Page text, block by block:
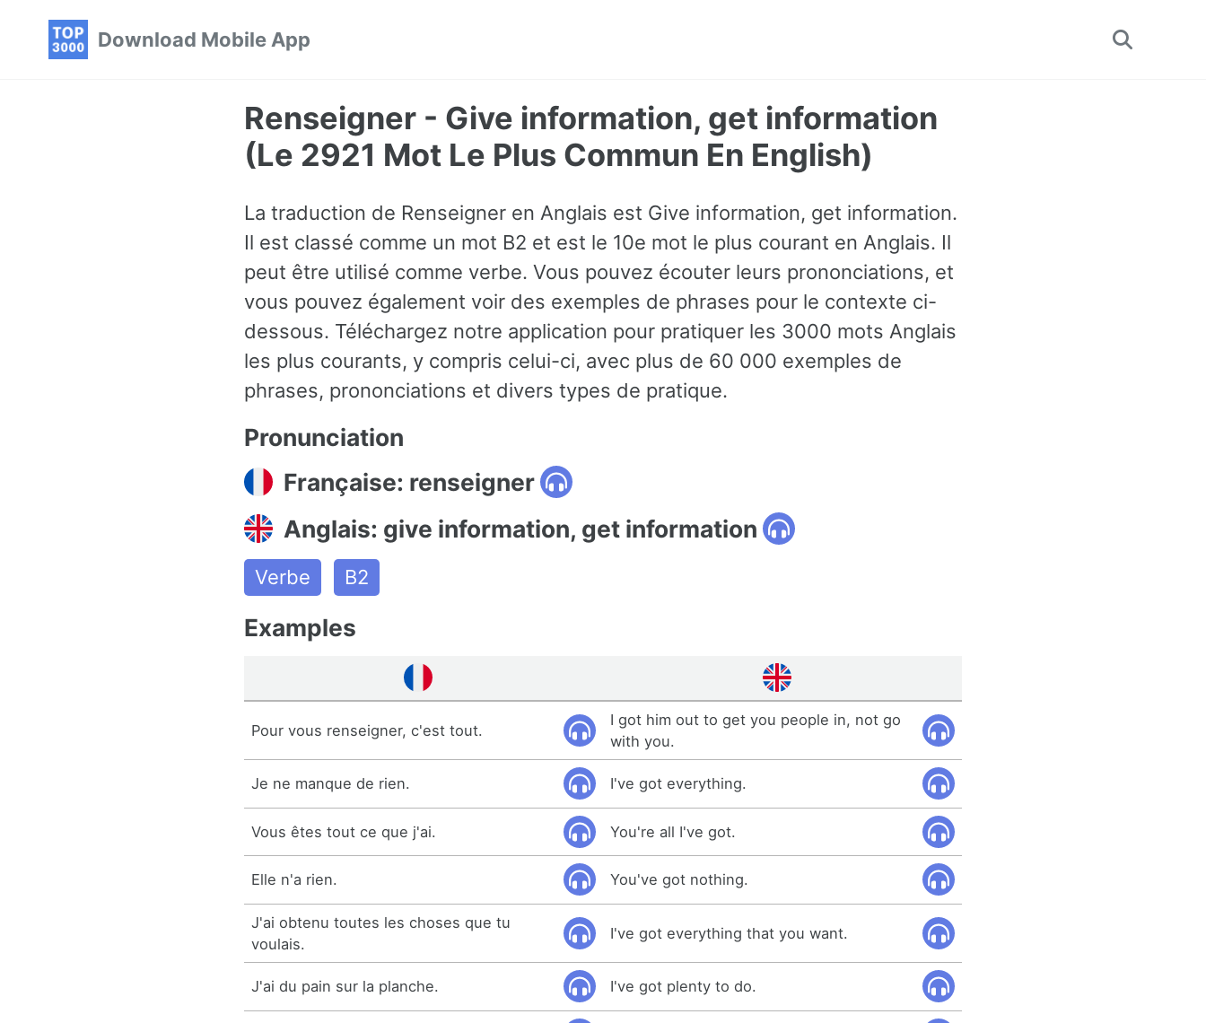
Download Mobile App
Toggle
Renseigner - Give information, get information
(Le 2921 Mot Le Plus Commun En English)
La traduction de Renseigner en Anglais est Give information, get information.
Il est classé comme un mot B2 et est le 10e mot le plus courant en Anglais. Il
peut être utilisé comme verbe. Vous pouvez écouter leurs prononciations, et
vous pouvez également voir des exemples de phrases pour le contexte ci-
dessous. Téléchargez notre application pour pratiquer les 3000 mots Anglais
les plus courants, y compris celui-ci, avec plus de 60 000 exemples de
phrases, prononciations et divers types de pratique.
Pronunciation
Française: renseigner
Anglais: give information, get information
Verbe B2
Examples
Pour vous renseigner, c'est tout.
I got him out to get you people in, not go
with you.
Je ne manque de rien. I've got everything.
Vous êtes tout ce que j'ai. You're all I've got.
Elle n'a rien. You've got nothing.
J'ai obtenu toutes les choses que tu
voulais.
I've got everything that you want.
J'ai du pain sur la planche. I've got plenty to do.